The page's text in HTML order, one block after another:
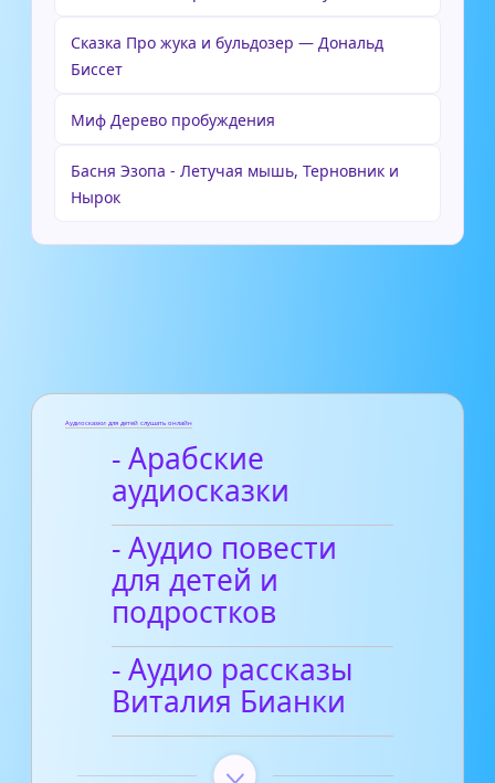
Сказка Про жука и бульдозер — Дональд
Биссет
Миф Дерево пробуждения
Басня Эзопа - Летучая мышь, Терновник и
Нырок
Аудиосказки для детей слушать онлайн
- Арабские
аудиосказки
- Аудио повести
для детей и
подростков
- Аудио рассказы
Виталия Бианки